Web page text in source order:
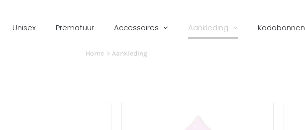
Unisex Prematuur Accessoires Aankleding Kadobonnen
Home Aankleding